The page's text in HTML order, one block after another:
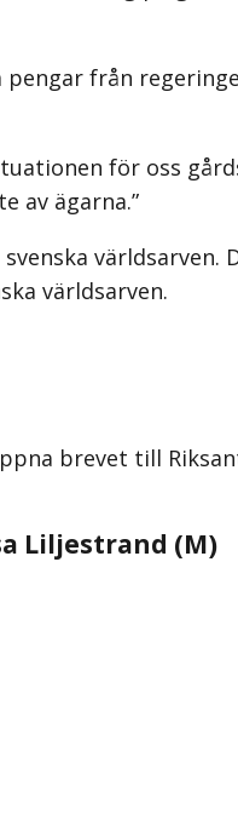
från
för oss
av ägarna.”
världsarven.
världsarven.
brevet till
Liljestrand (M)